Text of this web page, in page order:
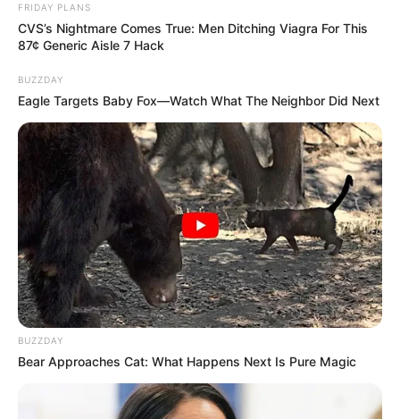
FRIDAY PLANS
CVS’s Nightmare Comes True: Men Ditching Viagra For This
87¢ Generic Aisle 7 Hack
BUZZDAY
Eagle Targets Baby Fox—Watch What The Neighbor Did Next
BUZZDAY
Bear Approaches Cat: What Happens Next Is Pure Magic